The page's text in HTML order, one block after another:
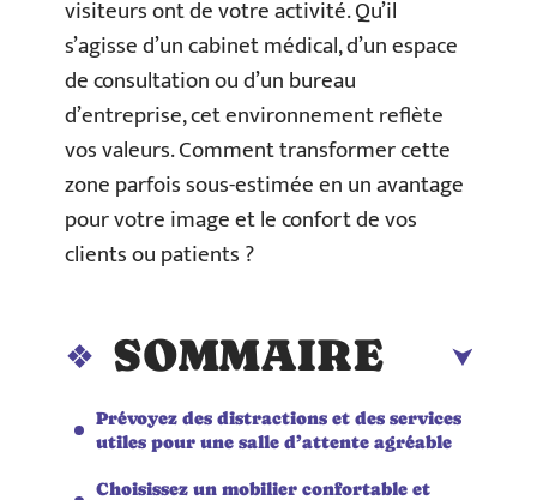
visiteurs ont de votre activité. Qu’il
s’agisse d’un cabinet médical, d’un espace
de consultation ou d’un bureau
d’entreprise, cet environnement reflète
vos valeurs. Comment transformer cette
zone parfois sous-estimée en un avantage
pour votre image et le confort de vos
clients ou patients ?
SOMMAIRE
Prévoyez des distractions et des services
utiles pour une salle d’attente agréable
Choisissez un mobilier confortable et